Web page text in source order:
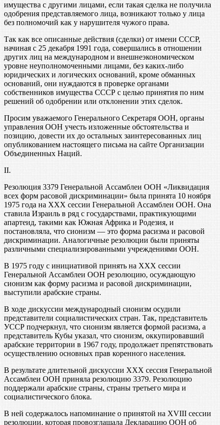
имущества с другими лицами, если такая сделка не получила
одобрения представляемого лица, возникают только у лица
без полномочий как у нарушителя чужого права.
Так как все описанные действия (сделки) от имени СССР,
начиная с 25 декабря 1991 года, совершались в отношении
других лиц на международном и внешнеэкономическом
уровне неуполномоченными лицами, без каких-либо
юридических и логических оснований, кроме обманных
оснований, они нуждаются в проверке органами
собственников имущества СССР с целью принятия по ним
решений об одобрении или отклонении этих сделок.
Просим уважаемого Генерального Секретаря ООН, органы
управления ООН учесть изложенные обстоятельства и
позицию, довести их до остальных заинтересованных лиц
опубликованием настоящего письма на сайте Организации
Объединенных Наций.
II.
Резолюция 3379 Генеральной Ассамблеи ООН «Ликвидация
всех форм расовой дискриминации» была принята 10 ноября
1975 года на XXX сессии Генеральной Ассамблеи ООН. Она
ставила Израиль в ряд с государствами, практикующими
апартеид, такими как Южная Африка и Родезия, и
постановляла, что сионизм — это форма расизма и расовой
дискриминации. Аналогичные резолюции были приняты
различными специализированными учреждениями ООН.
В 1975 году с инициативой принять на XXX сессии
Генеральной Ассамблеи ООН резолюцию, осуждающую
сионизм как форму расизма и расовой дискриминации,
выступили арабские страны.
В ходе дискуссии международный сионизм осудили
представители социалистических стран. Так, представитель
УССР подчеркнул, что сионизм является формой расизма, а
представитель Кубы указал, что сионизм, оккупировавший
арабские территории в 1967 году, продолжает препятствовать
осуществлению основных прав коренного населения.
В результате длительной дискуссии XXX сессия Генеральной
Ассамблеи ООН приняла резолюцию 3379. Резолюцию
поддержали арабские страны, страны третьего мира и
социалистического блока.
В ней содержалось напоминание о принятой на XVIII сессии
резолюции, которая провозглашала Декларацию ООН об